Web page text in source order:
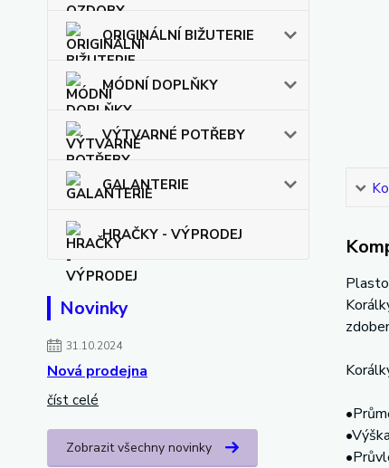
ORIGINÁLNÍ BIŽUTERIE
MÓDNÍ DOPLŇKY
VÝTVARNÉ POTŘEBY
GALANTERIE
HRAČKY - VÝPRODEJ
Novinky
31.10.2024
Nová prodejna
číst celé
Zobrazit všechny novinky